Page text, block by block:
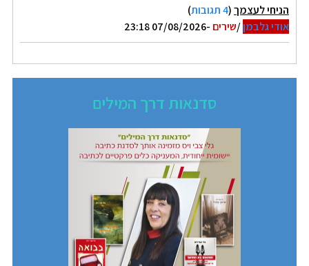
הניחי לעצמך(4 תגובות
)
אודי גלבמן/שירים -07/08/2026 23:18
סדנאות דרך המילים